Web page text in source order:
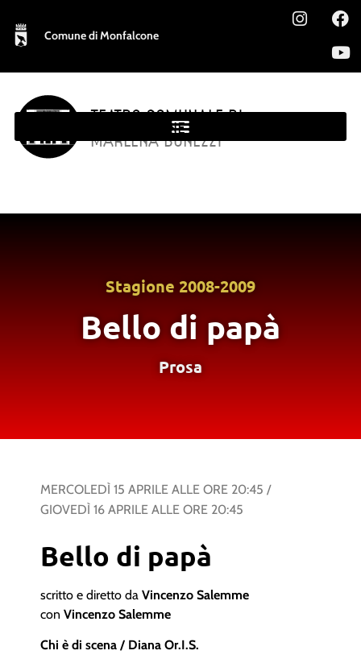
Comune di Monfalcone
TEATRO COMUNALE DI
MONFALCONE
MARLENA BONEZZI
Stagione 2008-2009
Bello di papà
Prosa
MERCOLEDÌ 15 APRILE ALLE ORE 20:45 /
GIOVEDÌ 16 APRILE ALLE ORE 20:45
Bello di papà
scritto e diretto da Vincenzo Salemme
con Vincenzo Salemme
Chi è di scena / Diana Or.I.S.